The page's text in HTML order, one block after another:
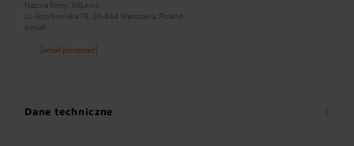
Nazwa firmy: XXLinox
ul. Grzybowska 78, 00-844 Warszawa, Poland
e-mail:
[email protected]
Dane techniczne